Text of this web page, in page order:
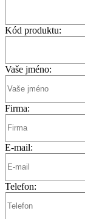
Kód produktu:
Vaše jméno:
Firma:
E-mail:
Telefon: